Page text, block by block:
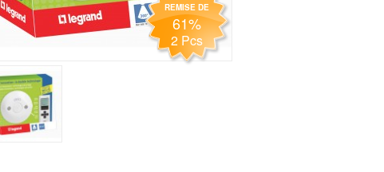
REMISE DE
61%
2 Pcs